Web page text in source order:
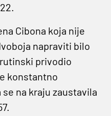
Cibona koja nije
napraviti bilo
privodio
konstantno
na kraju zaustavila